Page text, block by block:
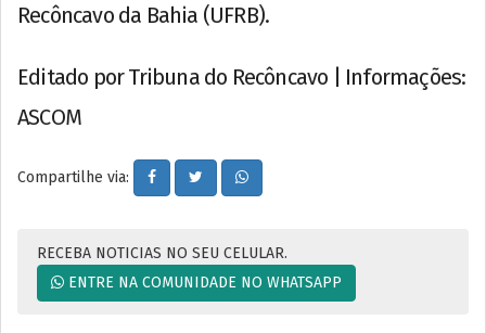
Recôncavo da Bahia (UFRB).
Editado por Tribuna do Recôncavo | Informações:
ASCOM
Compartilhe via:
RECEBA NOTICIAS NO SEU CELULAR.
ENTRE NA COMUNIDADE NO WHATSAPP